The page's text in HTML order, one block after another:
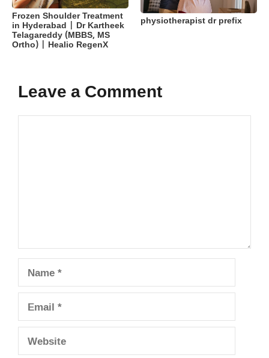
Frozen Shoulder Treatment
in Hyderabad | Dr Kartheek
Telagareddy (MBBS, MS
Ortho) | Healio RegenX
physiotherapist dr prefix
Leave a Comment
Comment
Name
Email
Website